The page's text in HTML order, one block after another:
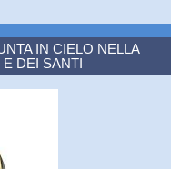
IN CIELO NELLA
DEI SANTI